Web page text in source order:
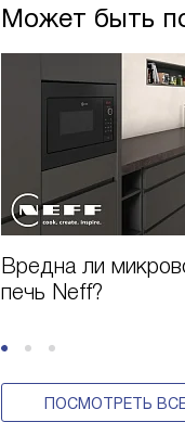
Может быть
Вредна ли
печь Neff?
ПОСМОТРЕТЬ